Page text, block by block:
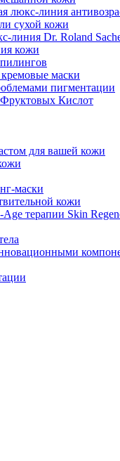
люкс-линия
сухой кожи
линия Dr. Roland
кожи
маски
пигментации
Кислот
для вашей кожи
маски
кожи
терапии Skin